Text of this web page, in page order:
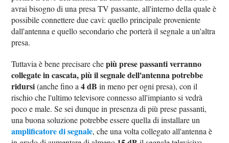
avrai bisogno di una presa TV passante, all'interno della quale è
possibile connettere due cavi: quello principale proveniente
dall'antenna e quello secondario che porterà il segnale a un'altra
presa.
Tuttavia è bene precisare chepiù prese passanti verranno
collegate in cascata, più il segnale dell'antenna potrebbe
ridursi(anche fino a4 dB in meno per ogni presa), con il
rischio che l'ultimo televisore connesso all'impianto si vedrà
poco e male. Se sei dunque in presenza di più prese passanti,
una buona soluzione potrebbe essere quella di installare un
amplificatore di segnale, che una volta collegato all'antenna è